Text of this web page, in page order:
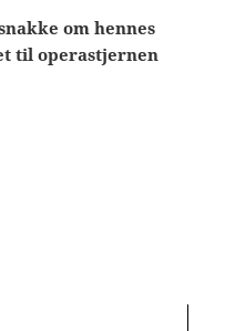
om hennes
til operastjernen